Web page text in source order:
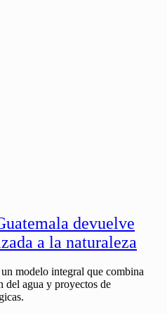
devuelve
a la naturaleza
modelo integral que combina
del agua y proyectos de